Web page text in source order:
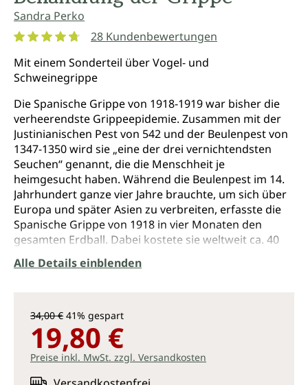
Sandra Perko
28 Kundenbewertungen
Mit einem Sonderteil über Vogel- und
Schweinegrippe
Die Spanische Grippe von 1918-1919 war bisher die
verheerendste Grippeepidemie. Zusammen mit der
Justinianischen Pest von 542 und der Beulenpest von
1347-1350 wird sie „eine der drei vernichtendsten
Seuchen“ genannt, die die Menschheit je
heimgesucht haben. Während die Beulenpest im 14.
Jahrhundert ganze vier Jahre brauchte, um sich über
Europa und später Asien zu verbreiten, erfasste die
Spanische Grippe von 1918 in vier Monaten den
gesamten Erdball. Dabei kostete sie weltweit ca. 40
Millionen Menschen das Leben.
Supervirus vor. Ob die Grippe ihren verheerenden
Feldzug „in einem oder in zehn Jahren antreten wird“,
ist zwar unbestimmt, doch es besteht – laut einem
renommierten Virologen – „kein Zweifel, dass die
Alle Details einblenden
34,00 € 41% gespart
19,80 €
Preise inkl. MwSt. zzgl. Versandkosten